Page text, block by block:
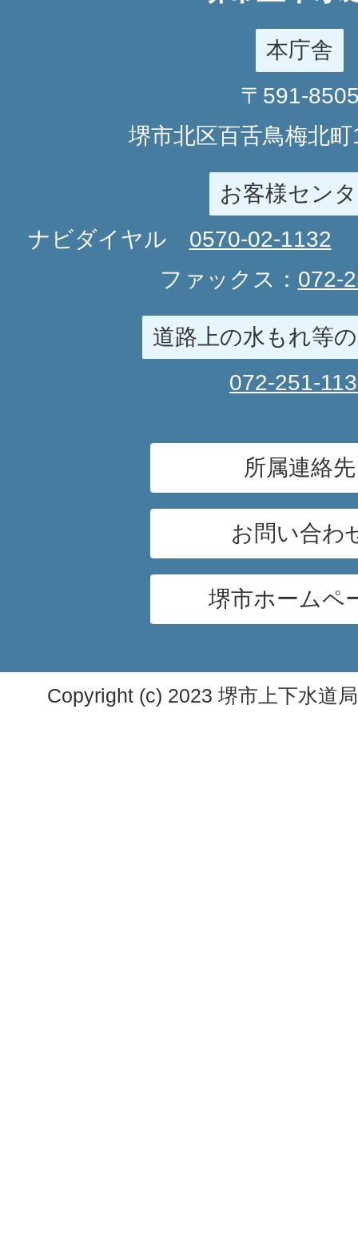
本庁舎
〒591-
堺市北区百舌鳥梅北
お客様セン
ナビダイヤル 0570-02-1132
ファックス： 072-
道路上の水もれ等
072-251-
所属連絡先
お問い合わ
堺市ホームペ
Copyright (c) 2023 堺市上下水道